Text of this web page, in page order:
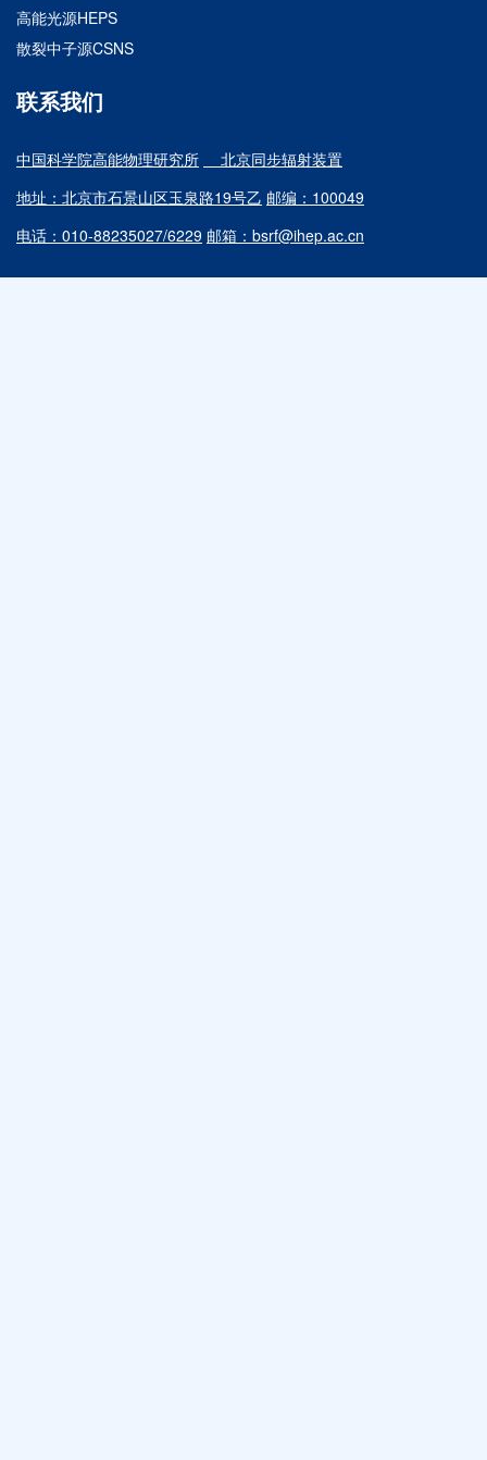
高能光源HEPS
散裂中子源CSNS
联系我们
中国科学院高能物理研究所
北京同步辐射装置
地址：北京市石景山区玉泉路19号乙 邮编：100049
电话：010-88235027/6229 邮箱：bsrf@ihep.ac.cn